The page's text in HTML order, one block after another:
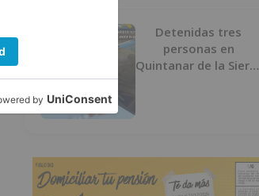
Detenidas tres
personas en
Quintanar de la Sierra